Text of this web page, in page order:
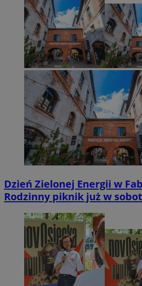
Dzień Zielonej Energii w
Rodzinny piknik już w